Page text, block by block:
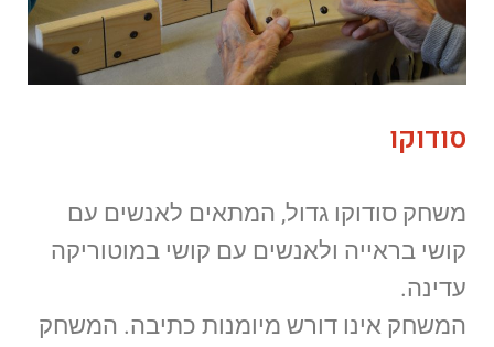
סודוקו
משחק סודוקו גדול, המתאים לאנשים עם
קושי בראייה ולאנשים עם קושי במוטוריקה
עדינה.
המשחק אינו דורש מיומנות כתיבה. המשחק